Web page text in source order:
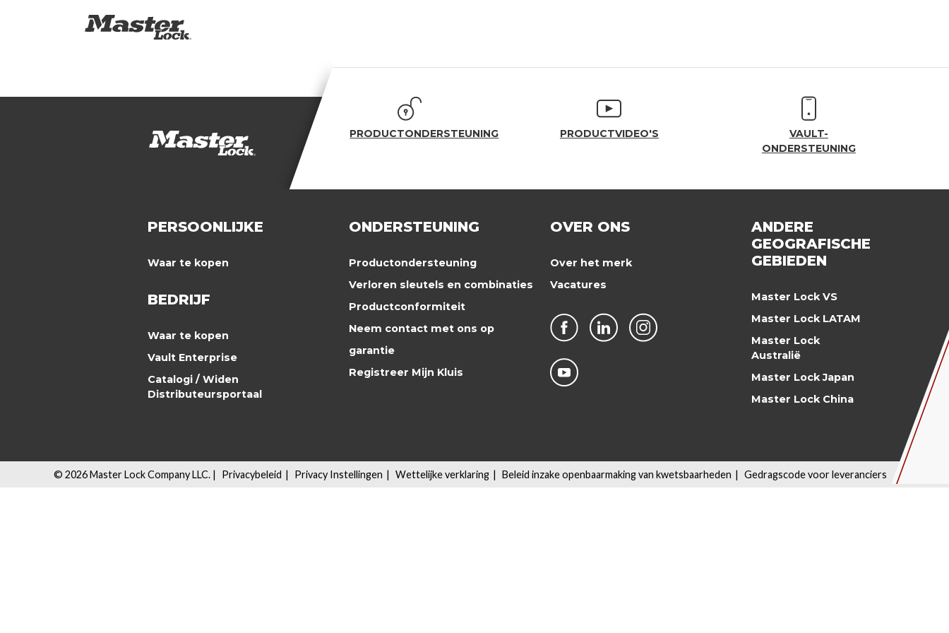
PRODUCTONDERSTEUNING PRODUCTVIDEO'S
VAULT-
ONDERSTEUNING
PERSOONLIJKE
Waar te kopen
BEDRIJF
Waar te kopen
Vault Enterprise
Catalogi / Widen
Distributeursportaal
ONDERSTEUNING
Productondersteuning
Verloren sleutels en combinaties
Productconformiteit
Neem contact met ons op
garantie
Registreer Mijn Kluis
OVER ONS
Over het merk
Vacatures
ANDERE
GEOGRAFISCHE
GEBIEDEN
Master Lock VS
Master Lock LATAM
Master Lock
Australië
Master Lock Japan
Master Lock China
© 2026Master Lock Company LLC. | Privacybeleid | Privacy Instellingen | Wettelijke verklaring | Beleid inzake openbaarmaking van kwetsbaarheden | Gedragscode voor leveranciers